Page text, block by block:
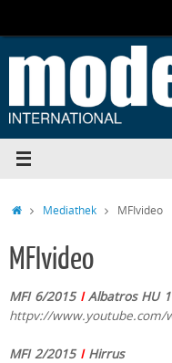
StartMediathek MFIvideo
MFIvideo
MFI 6/2015 IAlbatros HU
httpv://www.youtube.com/
MFI 2/2015 IHirrus